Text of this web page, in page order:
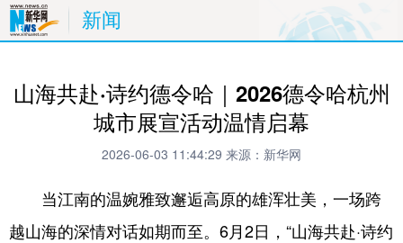
新闻
山海共赴·诗约德令哈｜2026德令哈杭州
城市展宣活动温情启幕
2026-06-03 11:44:29 来源：新华网
当江南的温婉雅致邂逅高原的雄浑壮美，一场跨
越山海的深情对话如期而至。6月2日，“山海共赴·诗约